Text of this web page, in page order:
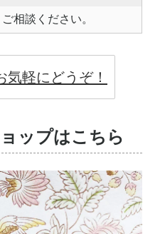
相談ください。
軽にどうぞ！
ップはこちら